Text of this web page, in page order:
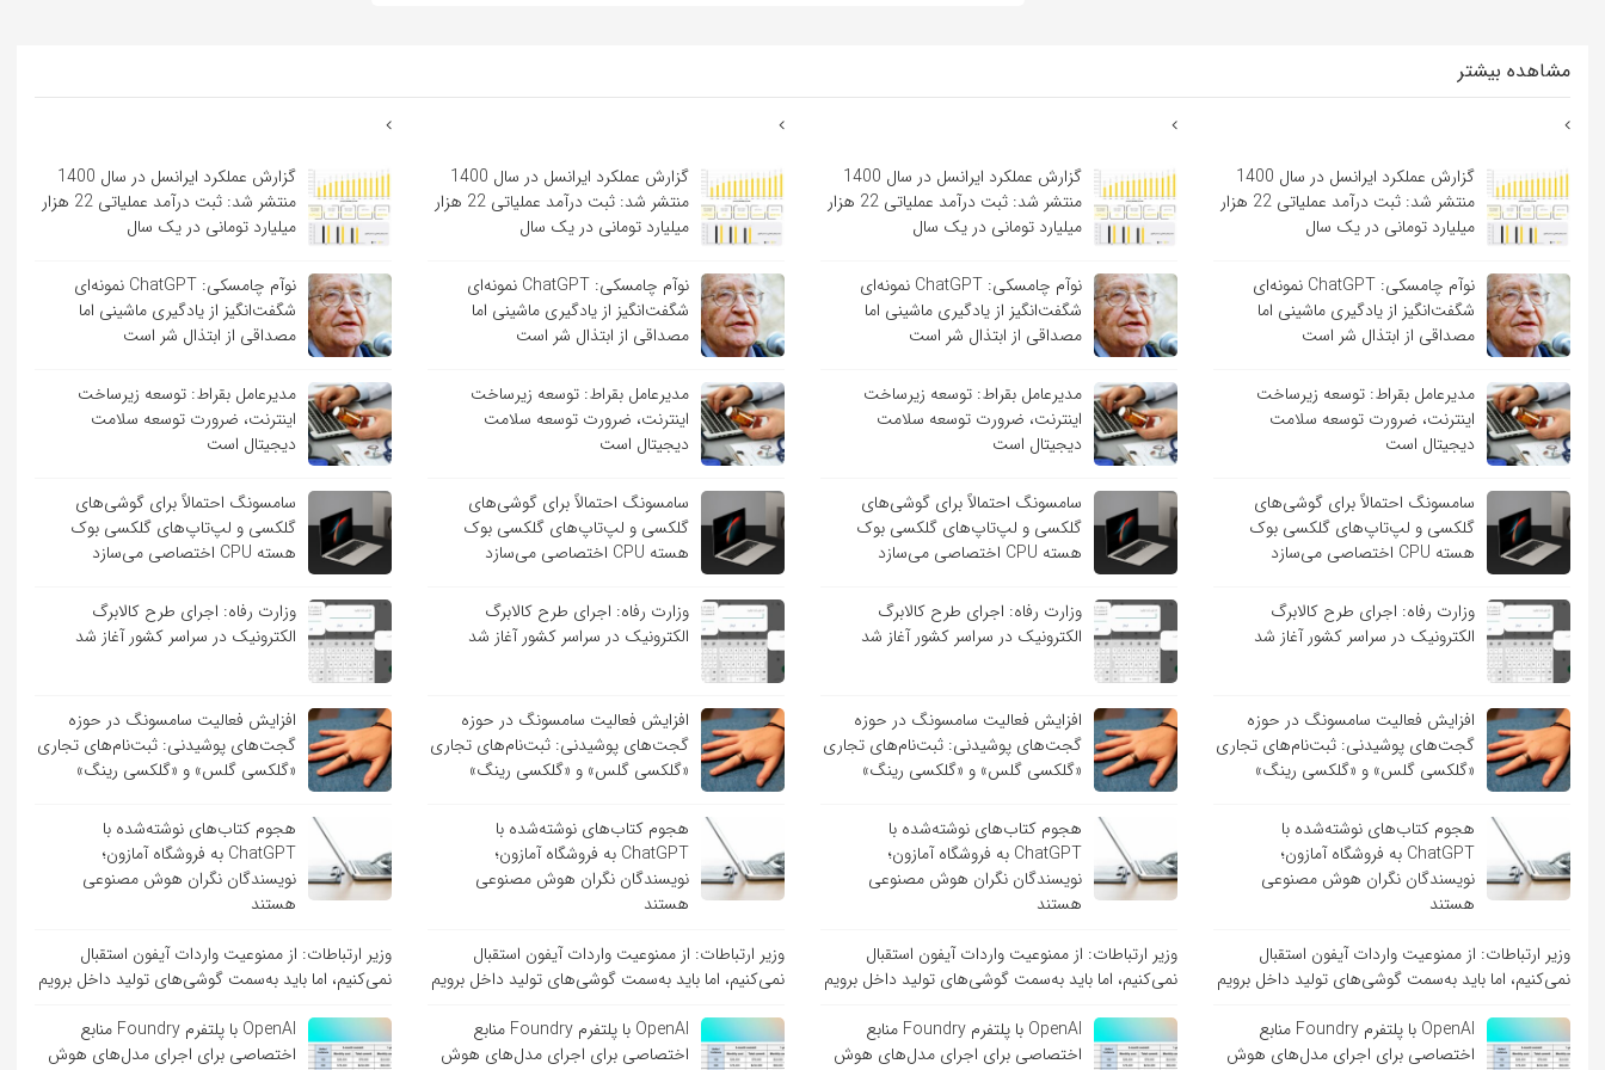
مشاهده بیشتر
گزارش عملکرد ایرانسل در سال 1400
منتشر شد: ثبت درآمد عملیاتی 22 هزار
میلیارد تومانی در یک سال
نوآم چامسکی: ChatGPT نمونه‌ای
شگفت‌انگیز از یادگیری ماشینی اما
مصداقی از ابتذال شر است
مدیرعامل بقراط: توسعه زیرساخت
اینترنت، ضرورت توسعه سلامت
دیجیتال است
سامسونگ احتمالاً برای گوشی‌های
گلکسی و لپ‌تاپ‌های گلکسی بوک
هسته CPU اختصاصی می‌سازد
وزارت رفاه: اجرای طرح کالابرگ
الکترونیک در سراسر کشور آغاز شد
افزایش فعالیت سامسونگ در حوزه
گجت‌های پوشیدنی: ثبت‌نام‌های تجاری
«گلکسی گلس» و «گلکسی رینگ»
هجوم کتاب‌های نوشته‌شده با
ChatGPT به فروشگاه آمازون؛
نویسندگان نگران هوش مصنوعی
هستند
وزیر ارتباطات: از ممنوعیت واردات آیفون استقبال
نمی‌کنیم، اما باید به‌سمت گوشی‌های تولید داخل برویم
OpenAI با پلتفرم Foundry منابع
اختصاصی برای اجرای مدل‌های هوش
گزارش عملکرد ایرانسل در سال 1400
منتشر شد: ثبت درآمد عملیاتی 22 هزار
میلیارد تومانی در یک سال
نوآم چامسکی: ChatGPT نمونه‌ای
شگفت‌انگیز از یادگیری ماشینی اما
مصداقی از ابتذال شر است
مدیرعامل بقراط: توسعه زیرساخت
اینترنت، ضرورت توسعه سلامت
دیجیتال است
سامسونگ احتمالاً برای گوشی‌های
گلکسی و لپ‌تاپ‌های گلکسی بوک
هسته CPU اختصاصی می‌سازد
وزارت رفاه: اجرای طرح کالابرگ
الکترونیک در سراسر کشور آغاز شد
افزایش فعالیت سامسونگ در حوزه
گجت‌های پوشیدنی: ثبت‌نام‌های تجاری
«گلکسی گلس» و «گلکسی رینگ»
هجوم کتاب‌های نوشته‌شده با
ChatGPT به فروشگاه آمازون؛
نویسندگان نگران هوش مصنوعی
هستند
وزیر ارتباطات: از ممنوعیت واردات آیفون استقبال
نمی‌کنیم، اما باید به‌سمت گوشی‌های تولید داخل برویم
OpenAI با پلتفرم Foundry منابع
اختصاصی برای اجرای مدل‌های هوش
گزارش عملکرد ایرانسل در سال 1400
منتشر شد: ثبت درآمد عملیاتی 22 هزار
میلیارد تومانی در یک سال
نوآم چامسکی: ChatGPT نمونه‌ای
شگفت‌انگیز از یادگیری ماشینی اما
مصداقی از ابتذال شر است
مدیرعامل بقراط: توسعه زیرساخت
اینترنت، ضرورت توسعه سلامت
دیجیتال است
سامسونگ احتمالاً برای گوشی‌های
گلکسی و لپ‌تاپ‌های گلکسی بوک
هسته CPU اختصاصی می‌سازد
وزارت رفاه: اجرای طرح کالابرگ
الکترونیک در سراسر کشور آغاز شد
افزایش فعالیت سامسونگ در حوزه
گجت‌های پوشیدنی: ثبت‌نام‌های تجاری
«گلکسی گلس» و «گلکسی رینگ»
هجوم کتاب‌های نوشته‌شده با
ChatGPT به فروشگاه آمازون؛
نویسندگان نگران هوش مصنوعی
هستند
وزیر ارتباطات: از ممنوعیت واردات آیفون استقبال
نمی‌کنیم، اما باید به‌سمت گوشی‌های تولید داخل برویم
OpenAI با پلتفرم Foundry منابع
اختصاصی برای اجرای مدل‌های هوش
گزارش عملکرد ایرانسل در سال 1400
منتشر شد: ثبت درآمد عملیاتی 22 هزار
میلیارد تومانی در یک سال
نوآم چامسکی: ChatGPT نمونه‌ای
شگفت‌انگیز از یادگیری ماشینی اما
مصداقی از ابتذال شر است
مدیرعامل بقراط: توسعه زیرساخت
اینترنت، ضرورت توسعه سلامت
دیجیتال است
سامسونگ احتمالاً برای گوشی‌های
گلکسی و لپ‌تاپ‌های گلکسی بوک
هسته CPU اختصاصی می‌سازد
وزارت رفاه: اجرای طرح کالابرگ
الکترونیک در سراسر کشور آغاز شد
افزایش فعالیت سامسونگ در حوزه
گجت‌های پوشیدنی: ثبت‌نام‌های تجاری
«گلکسی گلس» و «گلکسی رینگ»
هجوم کتاب‌های نوشته‌شده با
ChatGPT به فروشگاه آمازون؛
نویسندگان نگران هوش مصنوعی
هستند
وزیر ارتباطات: از ممنوعیت واردات آیفون استقبال
نمی‌کنیم، اما باید به‌سمت گوشی‌های تولید داخل برویم
OpenAI با پلتفرم Foundry منابع
اختصاصی برای اجرای مدل‌های هوش